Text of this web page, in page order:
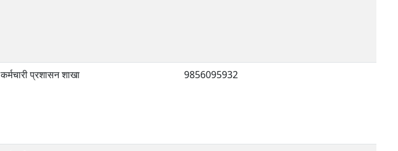
कर्मचारी प्रशासन शाखा 9856095932